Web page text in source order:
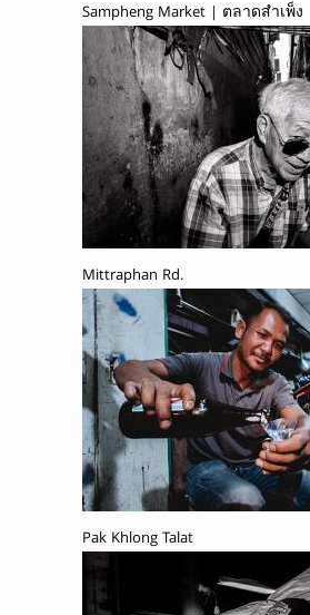
Sampheng Market | ตลาดสำเพ็ง
Mittraphan Rd.
Pak Khlong Talat